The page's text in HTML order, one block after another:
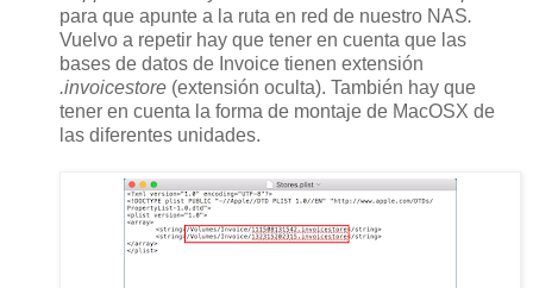
para que apunte a la ruta en red de nuestro NAS.
Vuelvo a repetir hay que tener en cuenta que las
bases de datos de Invoice tienen extensión
.invoicestore (extensión oculta). También hay que
tener en cuenta la forma de montaje de MacOSX de
las diferentes unidades.